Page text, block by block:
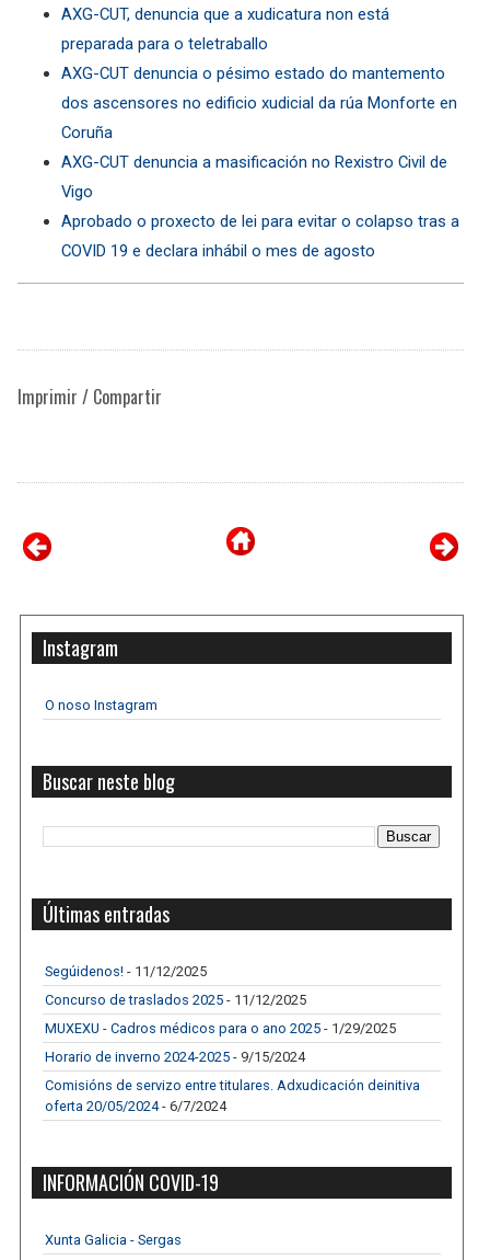
AXG-CUT, denuncia que a xudicatura non está
preparada para o teletraballo
AXG-CUT denuncia o pésimo estado do mantemento
dos ascensores no edificio xudicial da rúa Monforte en
Coruña
AXG-CUT denuncia a masificación no Rexistro Civil de
Vigo
Aprobado o proxecto de lei para evitar o colapso tras a
COVID 19 e declara inhábil o mes de agosto
Imprimir / Compartir
Instagram
O noso Instagram
Buscar neste blog
Últimas entradas
Segúidenos! - 11/12/2025
Concurso de traslados 2025 - 11/12/2025
MUXEXU - Cadros médicos para o ano 2025 - 1/29/2025
Horario de inverno 2024-2025 - 9/15/2024
Comisións de servizo entre titulares. Adxudicación deinitiva
oferta 20/05/2024- 6/7/2024
INFORMACIÓN COVID-19
Xunta Galicia - Sergas